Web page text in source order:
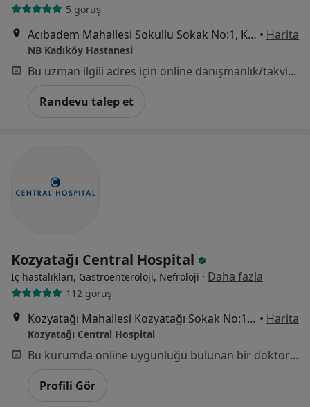
5 görüş
Acıbadem Mahallesi Sokullu Sokak No:1, Kadıköy • Harita
NB Kadıköy Hastanesi
Bu uzman ilgili adres için online danışmanlık/takvim sunmuyor.
Randevu talep et
Kozyatağı Central Hospital
İç hastalıkları, Gastroenteroloji, Nefroloji · Daha fazla
112 görüş
Kozyatağı Mahallesi Kozyatağı Sokak No:19, Kadıköy • Harita
Kozyatağı Central Hospital
Bu kurumda online uygunluğu bulunan bir doktor veya uzman bulunamadı
Profili Gör